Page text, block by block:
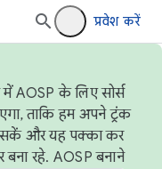
प्रवेश करें
AOSP के लिए सोर्स
ताकि हम अपने ट्रंक
और यह पक्का कर
रहे. AOSP बनाने